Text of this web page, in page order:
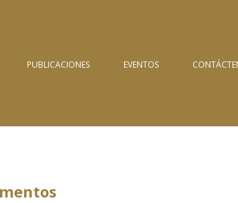
PUBLICACIONES EVENTOS